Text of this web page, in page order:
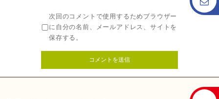
次回のコメントで使用するためブラウザー
に自分の名前、メールアドレス、サイトを
保存する。